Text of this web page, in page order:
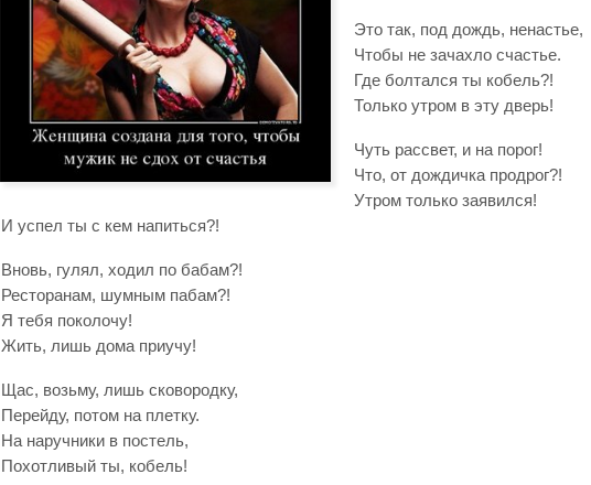
Это так, под дождь, ненастье,
Чтобы не зачахло счастье.
Где болтался ты кобель?!
Только утром в эту дверь!
Чуть рассвет, и на порог!
Что, от дождичка продрог?!
Утром только заявился!
И успел ты с кем напиться?!
Вновь, гулял, ходил по бабам?!
Ресторанам, шумным пабам?!
Я тебя поколочу!
Жить, лишь дома приучу!
Щас, возьму, лишь сковородку,
Перейду, потом на плетку.
На наручники в постель,
Похотливый ты, кобель!